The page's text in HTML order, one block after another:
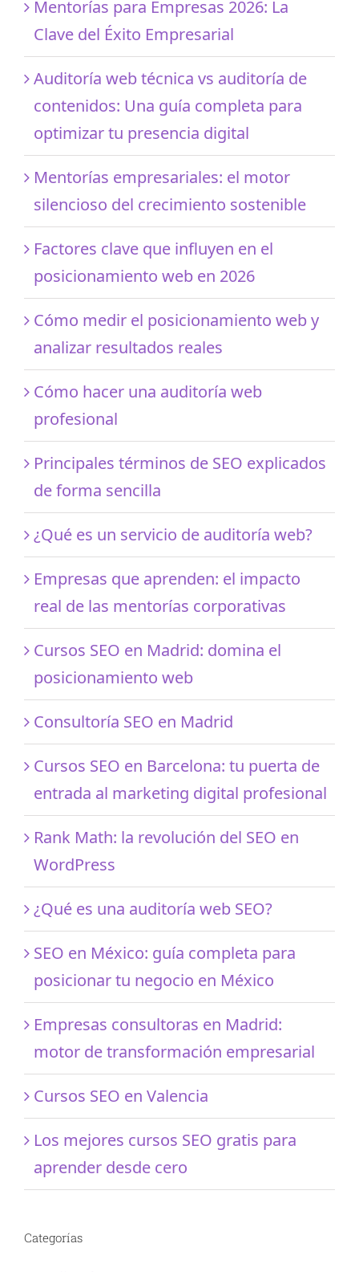
Mentorías para Empresas 2026: La
Clave del Éxito Empresarial
Auditoría web técnica vs auditoría de
contenidos: Una guía completa para
optimizar tu presencia digital
Mentorías empresariales: el motor
silencioso del crecimiento sostenible
Factores clave que influyen en el
posicionamiento web en 2026
Cómo medir el posicionamiento web y
analizar resultados reales
Cómo hacer una auditoría web
profesional
Principales términos de SEO explicados
de forma sencilla
¿Qué es un servicio de auditoría web?
Empresas que aprenden: el impacto
real de las mentorías corporativas
Cursos SEO en Madrid: domina el
posicionamiento web
Consultoría SEO en Madrid
Cursos SEO en Barcelona: tu puerta de
entrada al marketing digital profesional
Rank Math: la revolución del SEO en
WordPress
¿Qué es una auditoría web SEO?
SEO en México: guía completa para
posicionar tu negocio en México
Empresas consultoras en Madrid:
motor de transformación empresarial
Cursos SEO en Valencia
Los mejores cursos SEO gratis para
aprender desde cero
Categorías